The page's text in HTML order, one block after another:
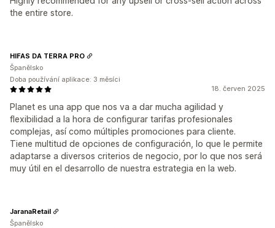
the entire store.
18. červen 2025
Planet es una app que nos va a dar mucha agilidad y
flexibilidad a la hora de configurar tarifas profesionales
complejas, así como múltiples promociones para cliente.
Tiene multitud de opciones de configuración, lo que le permite
adaptarse a diversos criterios de negocio, por lo que nos será
muy útil en el desarrollo de nuestra estrategia en la web.
HIFAS DA TERRA PRO
Španělsko
Doba používání aplikace: 3 měsíci
JaranaRetail
Španělsko